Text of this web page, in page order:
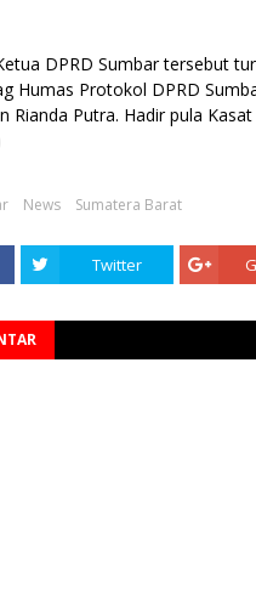
DPRD Sumbar tersebut
Humas Protokol DPRD
Rianda Putra. Hadir pula
News Sumatera Barat
Twitter